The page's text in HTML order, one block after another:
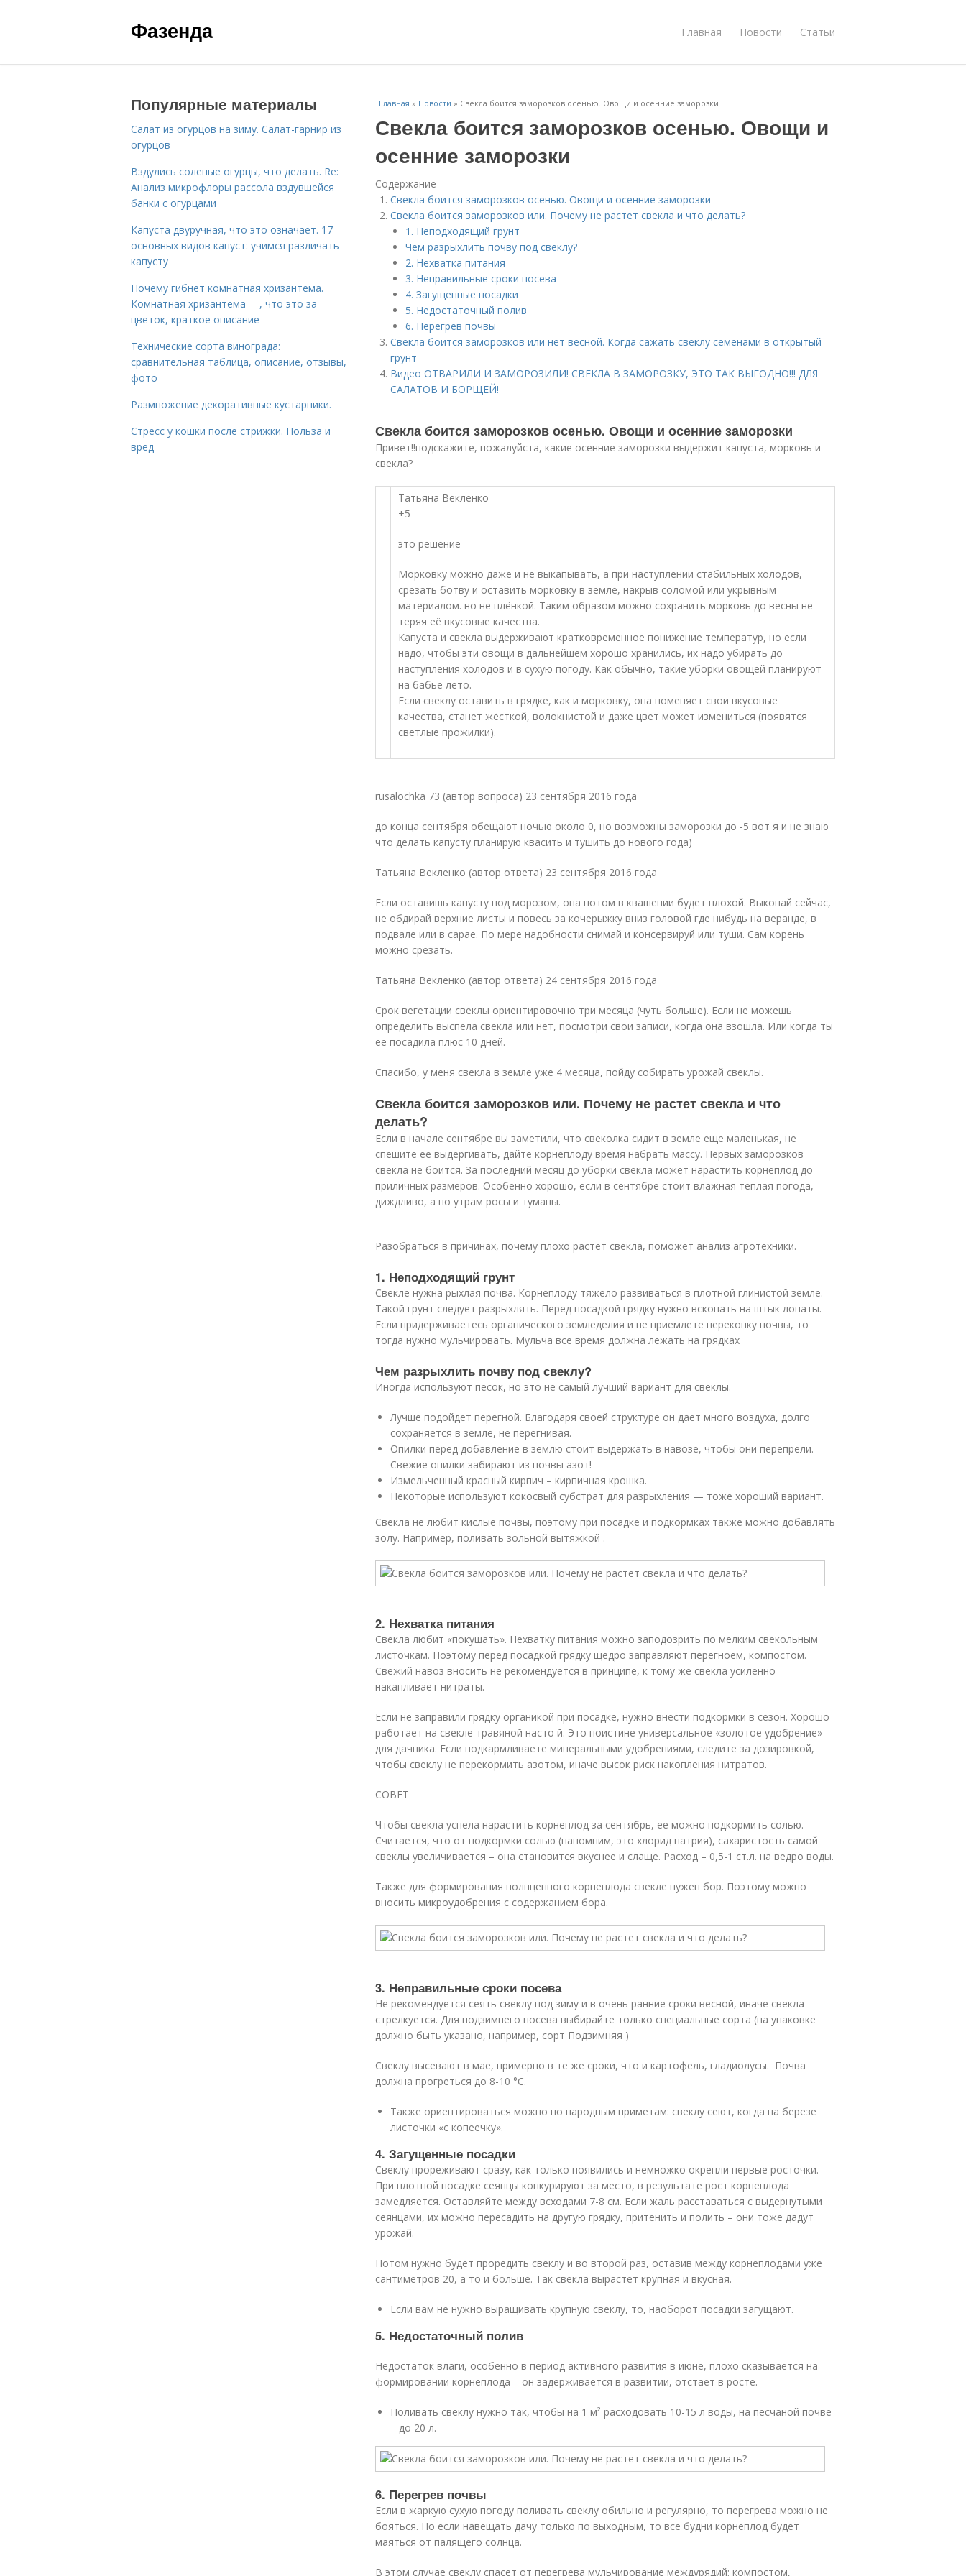
Фазенда Главная Новости Статьи
Главная » Новости » Свекла боится заморозков осенью. Овощи и осенние заморозки
Свекла боится заморозков осенью. Овощи и
осенние заморозки
Содержание
Свекла боится заморозков осенью. Овощи и осенние заморозки
Свекла боится заморозков или. Почему не растет свекла и что делать?
1. Неподходящий грунт
Чем разрыхлить почву под свеклу?
2. Нехватка питания
3. Неправильные сроки посева
4. Загущенные посадки
5. Недостаточный полив
6. Перегрев почвы
Свекла боится заморозков или нет весной. Когда сажать свеклу семенами в открытый
грунт
Видео ОТВАРИЛИ И ЗАМОРОЗИЛИ! СВЕКЛА В ЗАМОРОЗКУ, ЭТО ТАК ВЫГОДНО!!! ДЛЯ
САЛАТОВ И БОРЩЕЙ!
Свекла боится заморозков осенью. Овощи и осенние заморозки
Привет!!подскажите, пожалуйста, какие осенние заморозки выдержит капуста, морковь и
свекла?
Татьяна Векленко
+5
это решение
Морковку можно даже и не выкапывать, а при наступлении стабильных холодов,
срезать ботву и оставить морковку в земле, накрыв соломой или укрывным
материалом. но не плёнкой. Таким образом можно сохранить морковь до весны не
теряя её вкусовые качества.
Капуста и свекла выдерживают кратковременное понижение температур, но если
надо, чтобы эти овощи в дальнейшем хорошо хранились, их надо убирать до
наступления холодов и в сухую погоду. Как обычно, такие уборки овощей планируют
на бабье лето.
Если свеклу оставить в грядке, как и морковку, она поменяет свои вкусовые
качества, станет жёсткой, волокнистой и даже цвет может измениться (появятся
светлые прожилки).
rusalochka 73 (автор вопроса) 23 сентября 2016 года
до конца сентября обещают ночью около 0, но возможны заморозки до -5 вот я и не знаю
что делать капусту планирую квасить и тушить до нового года)
Татьяна Векленко (автор ответа) 23 сентября 2016 года
Если оставишь капусту под морозом, она потом в квашении будет плохой. Выкопай сейчас,
не обдирай верхние листы и повесь за кочерыжку вниз головой где нибудь на веранде, в
подвале или в сарае. По мере надобности снимай и консервируй или туши. Сам корень
можно срезать.
Татьяна Векленко (автор ответа) 24 сентября 2016 года
Срок вегетации свеклы ориентировочно три месяца (чуть больше). Если не можешь
определить выспела свекла или нет, посмотри свои записи, когда она взошла. Или когда ты
ее посадила плюс 10 дней.
Спасибо, у меня свекла в земле уже 4 месяца, пойду собирать урожай свеклы.
Свекла боится заморозков или. Почему не растет свекла и что
делать?
Если в начале сентябре вы заметили, что свеколка сидит в земле еще маленькая, не
спешите ее выдергивать, дайте корнеплоду время набрать массу. Первых заморозков
свекла не боится. За последний месяц до уборки свекла может нарастить корнеплод до
приличных размеров. Особенно хорошо, если в сентябре стоит влажная теплая погода,
диждливо, а по утрам росы и туманы.
Разобраться в причинах, почему плохо растет свекла, поможет анализ агротехники.
1. Неподходящий грунт
Свекле нужна рыхлая почва. Корнеплоду тяжело развиваться в плотной глинистой земле.
Такой грунт следует разрыхлять. Перед посадкой грядку нужно вскопать на штык лопаты.
Если придерживаетесь органического земледелия и не приемлете перекопку почвы, то
тогда нужно мульчировать. Мульча все время должна лежать на грядках
Чем разрыхлить почву под свеклу?
Иногда используют песок, но это не самый лучший вариант для свеклы.
Лучше подойдет перегной. Благодаря своей структуре он дает много воздуха, долго
сохраняется в земле, не перегнивая.
Опилки перед добавление в землю стоит выдержать в навозе, чтобы они перепрели.
Свежие опилки забирают из почвы азот!
Измельченный красный кирпич – кирпичная крошка.
Некоторые используют кокосвый субстрат для разрыхления — тоже хороший вариант.
Свекла не любит кислые почвы, поэтому при посадке и подкормках также можно добавлять
золу. Например, поливать зольной вытяжкой .
2. Нехватка питания
Свекла любит «покушать». Нехватку питания можно заподозрить по мелким свекольным
листочкам. Поэтому перед посадкой грядку щедро заправляют перегноем, компостом.
Свежий навоз вносить не рекомендуется в принципе, к тому же свекла усиленно
накапливает нитраты.
Если не заправили грядку органикой при посадке, нужно внести подкормки в сезон. Хорошо
работает на свекле травяной насто й. Это поистине универсальное «золотое удобрение»
для дачника. Если подкармливаете минеральными удобрениями, следите за дозировкой,
чтобы свеклу не перекормить азотом, иначе высок риск накопления нитратов.
СОВЕТ
Чтобы свекла успела нарастить корнеплод за сентябрь, ее можно подкормить солью.
Считается, что от подкормки солью (напомним, это хлорид натрия), сахаристость самой
свеклы увеличивается – она становится вкуснее и слаще. Расход – 0,5-1 ст.л. на ведро воды.
Также для формирования полнценного корнеплода свекле нужен бор. Поэтому можно
вносить микроудобрения с содержанием бора.
3. Неправильные сроки посева
Не рекомендуется сеять свеклу под зиму и в очень ранние сроки весной, иначе свекла
стрелкуется. Для подзимнего посева выбирайте только специальные сорта (на упаковке
должно быть указано, например, сорт Подзимняя )
Свеклу высевают в мае, примерно в те же сроки, что и картофель, гладиолусы. Почва
должна прогреться до 8-10 °C.
Также ориентироваться можно по народным приметам: свеклу сеют, когда на березе
листочки «с копеечку».
4. Загущенные посадки
Свеклу прореживают сразу, как только появились и немножко окрепли первые росточки.
При плотной посадке сеянцы конкурируют за место, в результате рост корнеплода
замедляется. Оставляйте между всходами 7-8 см. Если жаль расставаться с выдернутыми
сеянцами, их можно пересадить на другую грядку, притенить и полить – они тоже дадут
урожай.
Потом нужно будет проредить свеклу и во второй раз, оставив между корнеплодами уже
сантиметров 20, а то и больше. Так свекла вырастет крупная и вкусная.
Если вам не нужно выращивать крупную свеклу, то, наоборот посадки загущают.
5. Недостаточный полив
Недостаток влаги, особенно в период активного развития в июне, плохо сказывается на
формировании корнеплода – он задерживается в развитии, отстает в росте.
Поливать свеклу нужно так, чтобы на 1 м² расходовать 10-15 л воды, на песчаной почве
– до 20 л.
6. Перегрев почвы
Если в жаркую сухую погоду поливать свеклу обильно и регулярно, то перегрева можно не
бояться. Но если навещать дачу только по выходным, то все будни корнеплод будет
маяться от палящего солнца.
В этом случае свеклу спасет от перегрева мульчирование междурядий: компостом,
Популярные материалы
Салат из огурцов на зиму. Салат-гарнир из
огурцов
Вздулись соленые огурцы, что делать. Re:
Анализ микрофлоры рассола вздувшейся
банки с огурцами
Капуста двуручная, что это означает. 17
основных видов капуст: учимся различать
капусту
Почему гибнет комнатная хризантема.
Комнатная хризантема —, что это за
цветок, краткое описание
Технические сорта винограда:
сравнительная таблица, описание, отзывы,
фото
Размножение декоративные кустарники.
Стресс у кошки после стрижки. Польза и
вред